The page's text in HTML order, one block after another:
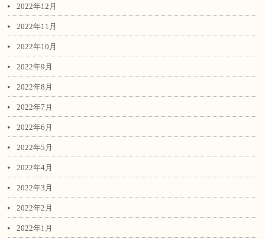
2022年12月
2022年11月
2022年10月
2022年9月
2022年8月
2022年7月
2022年6月
2022年5月
2022年4月
2022年3月
2022年2月
2022年1月